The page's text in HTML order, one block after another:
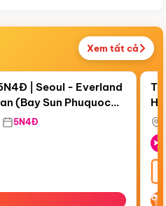
Xem tất cả
Điểm nổi bật
| Seoul - Everland
(Bay Sun Phuquoc
5N4Đ